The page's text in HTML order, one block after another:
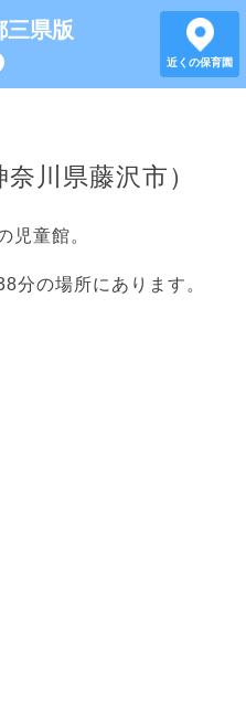
三県版
近くの保育園
川県藤沢市）
児童館。
分の場所にあります。